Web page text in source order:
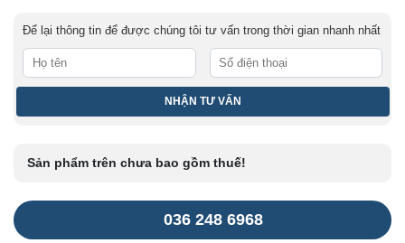
Để lại thông tin để được chúng tôi tư vấn trong thời gian nhanh nhất
Sản phẩm trên chưa bao gồm thuế!
036 248 6968